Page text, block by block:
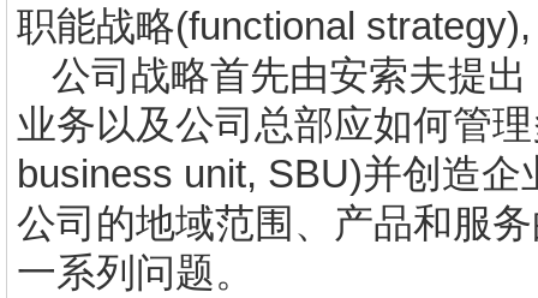
职能战略(functional strategy),
公司战略首先由安索夫提
业务以及公司总部应如何管
business unit, SBU)并创造企
公司的地域范围、产品和服
一系列问题。